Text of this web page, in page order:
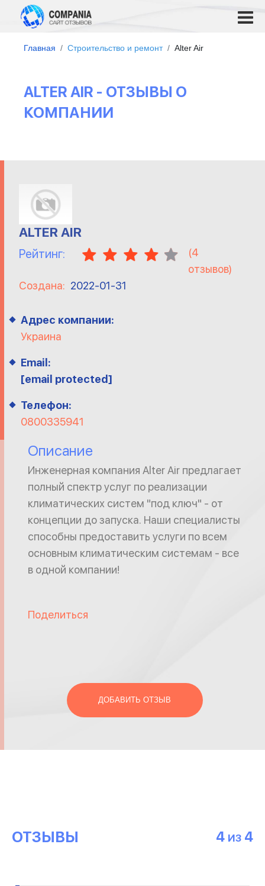
Главная Строительство и ремонт Alter Air
ALTER AIR - ОТЗЫВЫ О
КОМПАНИИ
ALTER AIR
Рейтинг: (4
отзывов)
Создана: 2022-01-31
Адрес компании:
Украина
Email:
[email protected]
Телефон:
0800335941
Описание
Инженерная компания Alter Air предлагает
полный спектр услуг по реализации
климатических систем "под ключ" - от
концепции до запуска. Наши специалисты
способны предоставить услуги по всем
основным климатическим системам - все
в одной компании!
Поделиться
ДОБАВИТЬ ОТЗЫВ
ОТЗЫВЫ 4 ИЗ 4